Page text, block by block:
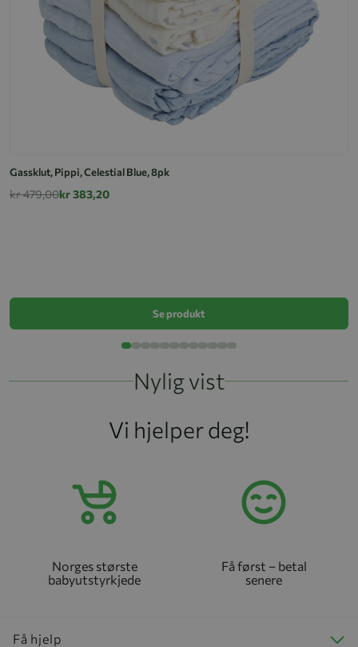
Gassklut, Pippi, Celestial Blue, 8pk
kr 479,00kr 383,20
Se produkt
Nylig vist
Vi hjelper deg!
Norges største
babyutstyrkjede
Få først – betal
senere
Få hjelp